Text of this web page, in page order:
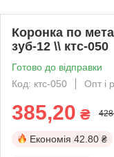
Коронка по
зуб-12 \\ ктс-050
Готово до відправки
Код: ктс-050
Опт і
385,20 ₴
Економія 42.80 ₴